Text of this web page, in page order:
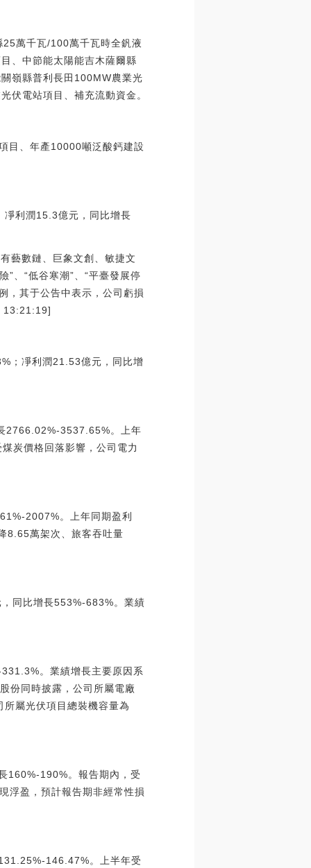
萬千瓦/100萬千瓦時全釩液
、中節能太陽能吉木薩爾縣
嶺縣普利長田100MW農業光
伏電站項目、補充流動資金。
目、年產10000噸泛酸鈣建設
利潤15.3億元，同比增長
藝數鏈、巨象文創、敏捷文
、“低谷寒潮”、“平臺發展停
，其于公告中表示，公司虧損
13:21:19]
；凈利潤21.53億元，同比增
2766.02%-3537.65%。上年
炭價格回落影響，公司電力
2007%。上年同期盈利
8.65萬架次、旅客吞吐量
同比增長553%-683%。業績
。業績增長主要原因系
份同時披露，公司所屬電廠
屬光伏項目總裝機容量為
160%-190%。報告期內，受
浮盈，預計報告期非經常性損
146.47%。上半年受